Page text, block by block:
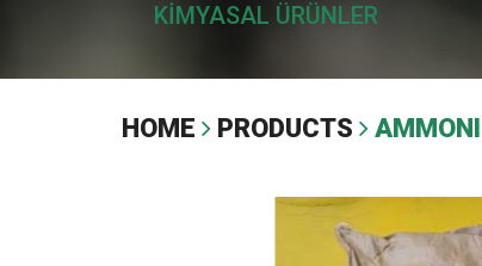
KİMYASAL ÜRÜNLER
HOME PRODUCTS